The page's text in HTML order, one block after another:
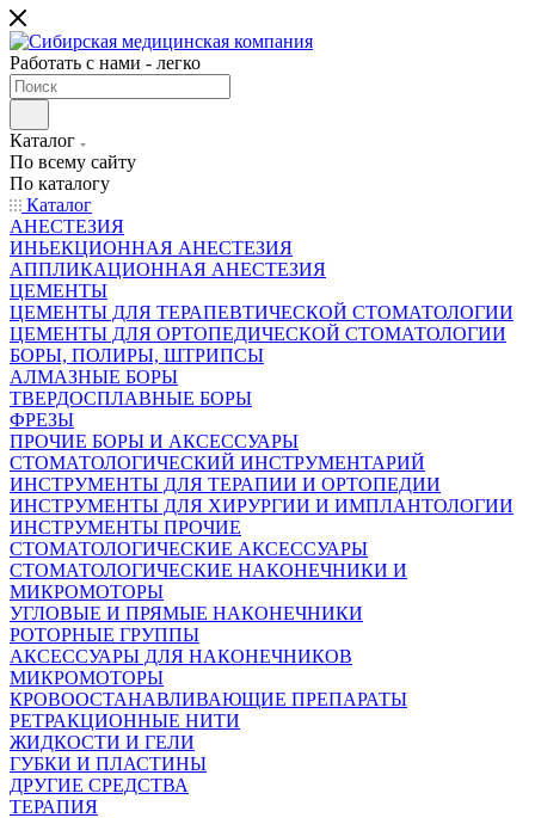
Работать с нами - легко
Каталог
По всему сайту
По каталогу
Каталог
АНЕСТЕЗИЯ
ИНЬЕКЦИОННАЯ АНЕСТЕЗИЯ
АППЛИКАЦИОННАЯ АНЕСТЕЗИЯ
ЦЕМЕНТЫ
ЦЕМЕНТЫ ДЛЯ ТЕРАПЕВТИЧЕСКОЙ СТОМАТОЛОГИИ
ЦЕМЕНТЫ ДЛЯ ОРТОПЕДИЧЕСКОЙ СТОМАТОЛОГИИ
БОРЫ, ПОЛИРЫ, ШТРИПСЫ
АЛМАЗНЫЕ БОРЫ
ТВЕРДОСПЛАВНЫЕ БОРЫ
ФРЕЗЫ
ПРОЧИЕ БОРЫ И АКСЕССУАРЫ
СТОМАТОЛОГИЧЕСКИЙ ИНСТРУМЕНТАРИЙ
ИНСТРУМЕНТЫ ДЛЯ ТЕРАПИИ И ОРТОПЕДИИ
ИНСТРУМЕНТЫ ДЛЯ ХИРУРГИИ И ИМПЛАНТОЛОГИИ
ИНСТРУМЕНТЫ ПРОЧИЕ
СТОМАТОЛОГИЧЕСКИЕ АКСЕССУАРЫ
СТОМАТОЛОГИЧЕСКИЕ НАКОНЕЧНИКИ И
МИКРОМОТОРЫ
УГЛОВЫЕ И ПРЯМЫЕ НАКОНЕЧНИКИ
РОТОРНЫЕ ГРУППЫ
АКСЕССУАРЫ ДЛЯ НАКОНЕЧНИКОВ
МИКРОМОТОРЫ
КРОВООСТАНАВЛИВАЮЩИЕ ПРЕПАРАТЫ
РЕТРАКЦИОННЫЕ НИТИ
ЖИДКОСТИ И ГЕЛИ
ГУБКИ И ПЛАСТИНЫ
ДРУГИЕ СРЕДСТВА
ТЕРАПИЯ